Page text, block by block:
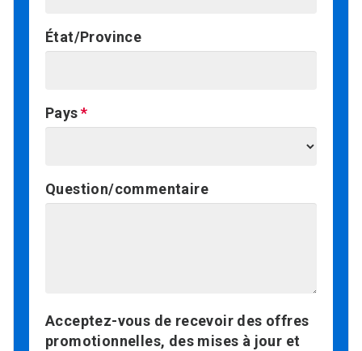
État/Province
Pays
Question/commentaire
Acceptez-vous de recevoir des offres
promotionnelles, des mises à jour et